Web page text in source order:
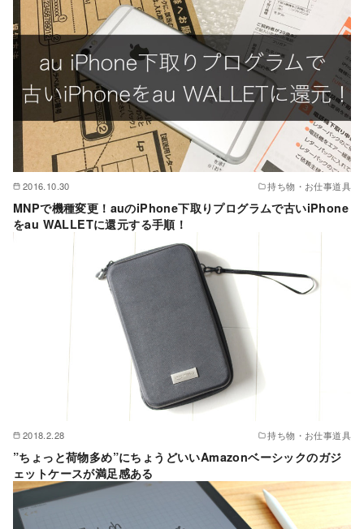
2016.10.30 持ち物・お仕事道具
MNPで機種変更！auのiPhone下取りプログラムで古いiPhone
をau WALLETに還元する手順！
2018.2.28 持ち物・お仕事道具
”ちょっと荷物多め”にちょうどいいAmazonベーシックのガジ
ェットケースが満足感ある